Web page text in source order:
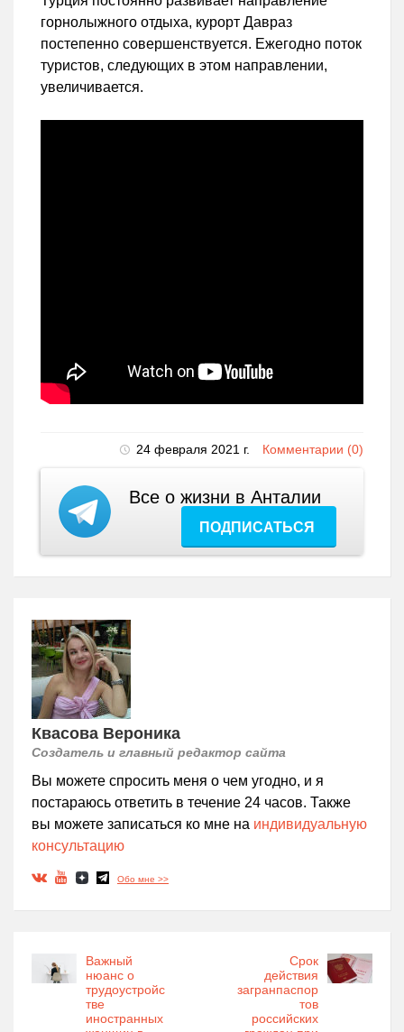
горнолыжного отдыха, курорт Давраз
постепенно совершенствуется. Ежегодно поток
туристов, следующих в этом направлении,
увеличивается.
24 февраля 2021 г. Комментарии (0)
Все о жизни в Анталии
ПОДПИСАТЬСЯ
Квасова Вероника
Создатель и главный редактор сайта
Вы можете спросить меня о чем угодно, и я
постараюсь ответить в течение 24 часов. Также
вы можете записаться ко мне на индивидуальную
консультацию
Обо мне >>
Важный
нюанс о
трудоустройс
тве
иностранных
Срок
действия
загранпаспор
тов
российских